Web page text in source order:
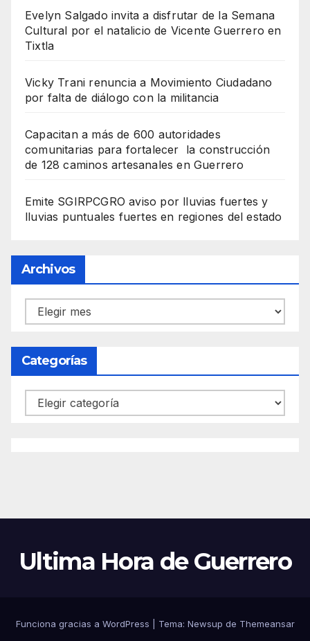
Evelyn Salgado invita a disfrutar de la Semana
Cultural por el natalicio de Vicente Guerrero en
Tixtla
Vicky Trani renuncia a Movimiento Ciudadano
por falta de diálogo con la militancia
Capacitan a más de 600 autoridades
comunitarias para fortalecer la construcción
de 128 caminos artesanales en Guerrero
Emite SGIRPCGRO aviso por lluvias fuertes y
lluvias puntuales fuertes en regiones del estado
Archivos
Archivos
Categorías
Categorías
Ultima Hora de Guerrero
Funciona gracias a WordPress Tema: Newsup de Themeansar